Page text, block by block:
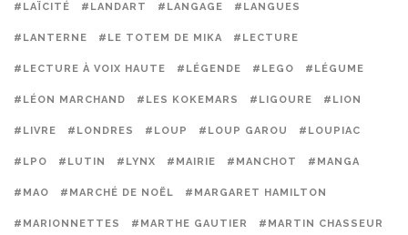
#LAÏCITÉ #LANDART #LANGAGE #LANGUES
#LANTERNE #LE TOTEM DE MIKA #LECTURE
#LECTURE À VOIX HAUTE #LÉGENDE #LEGO #LÉGUME
#LÉON MARCHAND #LES KOKEMARS #LIGOURE #LION
#LIVRE #LONDRES #LOUP #LOUP GAROU #LOUPIAC
#LPO #LUTIN #LYNX #MAIRIE #MANCHOT #MANGA
#MAO #MARCHÉ DE NOËL #MARGARET HAMILTON
#MARIONNETTES #MARTHE GAUTIER #MARTIN CHASSEUR